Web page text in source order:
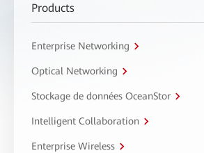
Products
Enterprise Networking
Optical Networking
Stockage de données OceanStor
Intelligent Collaboration
Enterprise Wireless